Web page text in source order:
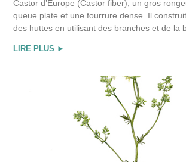
Castor d’Europe (Castor fiber), un gros
queue plate et une fourrure dense. Il
des huttes en utilisant des branches et de la
LIRE PLUS ►